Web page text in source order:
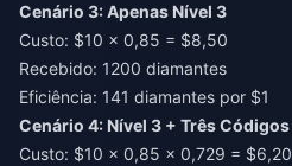
Cenário 3: Apenas Nível 3
Custo: $10 × 0,85 = $8,50
Recebido: 1200 diamantes
Eficiência: 141 diamantes por $1
Cenário 4: Nível 3 + Três Códigos
Custo: $10 × 0,85 × 0,729 = $6,20